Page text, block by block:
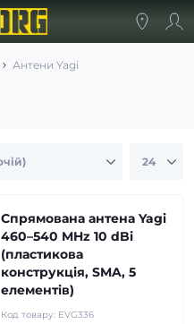
Антени Yagi
Спрямована антена Yagi
460–540 MHz 10 dBi
(пластикова
конструкція, SMA, 5
елементів)
Код товару: EVG336